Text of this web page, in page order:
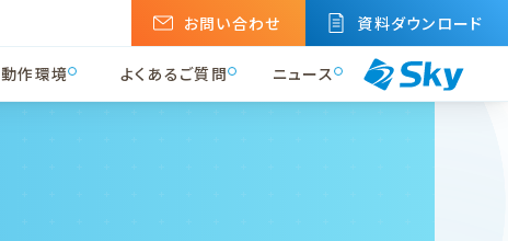
お問い合わせ 資料ダウンロード
動作環境 よくあるご質問 ニュース